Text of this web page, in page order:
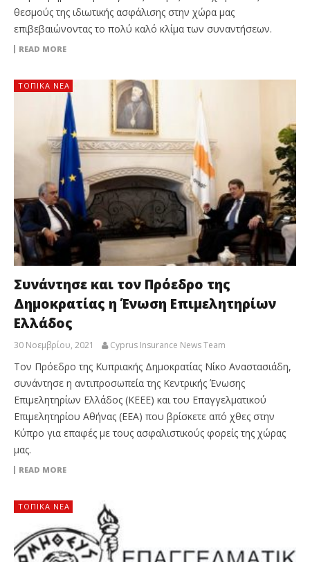
θεσμούς της ιδιωτικής ασφάλισης στην χώρα μας
επιβεβαιώνοντας το πολύ καλό κλίμα των συναντήσεων.
READ MORE
ΤΟΠΙΚΑ ΝΕΑ
Συνάντησε και τον Πρόεδρο της
Δημοκρατίας η Ένωση Επιμελητηρίων
Ελλάδος
30 Νοεμβρίου, 2021 Cyprus Insurance News Team
Τον Πρόεδρο της Κυπριακής Δημοκρατίας Νίκο Αναστασιάδη,
συνάντησε η αντιπροσωπεία της Κεντρικής Ένωσης
Επιμελητηρίων Ελλάδος (ΚΕΕΕ) και του Επαγγελματικού
Επιμελητηρίου Αθήνας (ΕΕΑ) που βρίσκετε από χθες στην
Κύπρο για επαφές με τους ασφαλιστικούς φορείς της χώρας
μας.
READ MORE
ΤΟΠΙΚΑ ΝΕΑ